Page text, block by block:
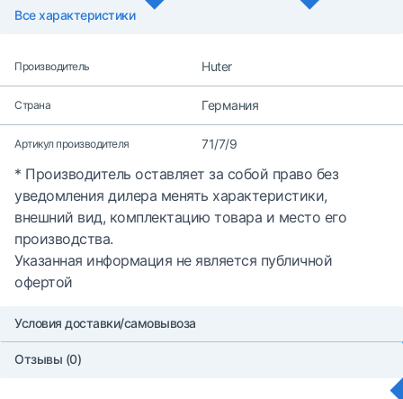
Все характеристики
Производитель Huter
Страна Германия
Артикул производителя 71/7/9
* Производитель оставляет за собой право без
уведомления дилера менять характеристики,
внешний вид, комплектацию товара и место его
производства.
Указанная информация не является публичной
офертой
Условия доставки/самовывоза
Отзывы (0)